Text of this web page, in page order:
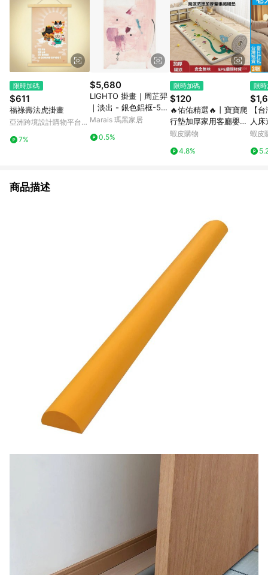
限時加碼
$611
福祿壽法虎掛畫
亞洲跨境設計購物平台
7%
$5,680
LIGHTO 掛畫｜周芷羿
｜淡出 - 銀色鋁框-50
x 70 cm
Marais 瑪黑家居
0.5%
限時加碼
$120
🔥佑佑精選🔥丨寶寶爬
行墊加厚家用客廳嬰兒
爬爬墊可折疊拚接兒童
蝦皮購物
4.8%
限
【
人
鍵折
輔助
蝦皮
商品描述